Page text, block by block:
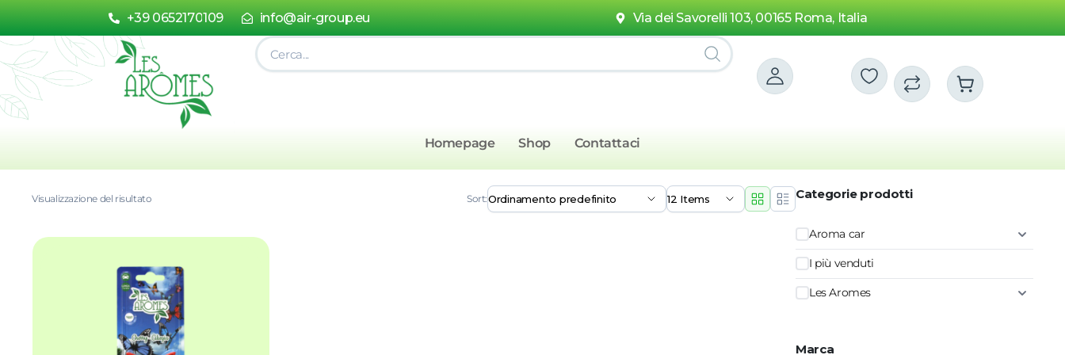
+39 0652170109 info@air-group.eu Via dei Savorelli 103, 00165 Roma, Italia
Homepage Shop Contattaci
Visualizzazione del risultato Sort: Categorie prodotti
Aroma car
I più venduti
Les Aromes
Marca